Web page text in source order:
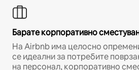
Барате корпоративно
На Airbnb има целосно
се идеални за потребите
на персонал, корпоративно